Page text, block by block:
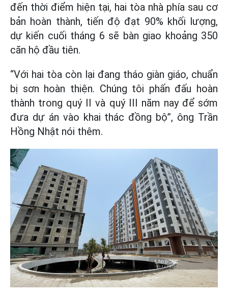
đến thời điểm hiện tại, hai tòa nhà phía sau cơ
bản hoàn thành, tiến độ đạt 90% khối lượng,
dự kiến cuối tháng 6 sẽ bàn giao khoảng 350
căn hộ đầu tiên.
“Với hai tòa còn lại đang tháo giàn giáo, chuẩn
bị sơn hoàn thiện. Chúng tôi phấn đấu hoàn
thành trong quý II và quý III năm nay để sớm
đưa dự án vào khai thác đồng bộ”, ông Trần
Hồng Nhật nói thêm.